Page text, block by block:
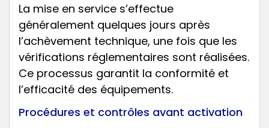
La mise en service s’effectue
généralement quelques jours après
l’achèvement technique, une fois que les
vérifications réglementaires sont réalisées.
Ce processus garantit la conformité et
l’efficacité des équipements.
Procédures et contrôles avant activation